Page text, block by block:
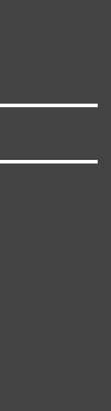
गुण होते
है। यह घी
घी लंबे
काफी